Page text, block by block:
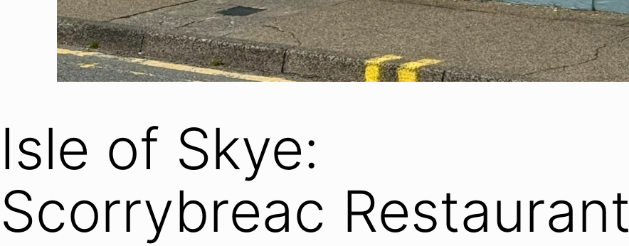
Isle of Skye:
Scorrybreac Restaurant